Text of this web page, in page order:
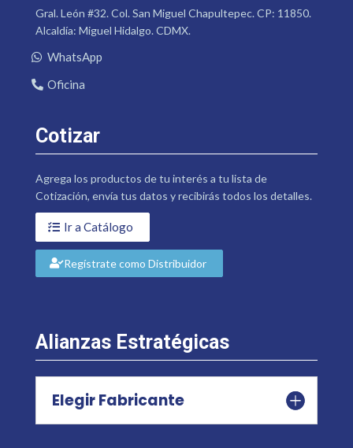
Gral. León #32. Col. San Miguel Chapultepec. CP: 11850.
Alcaldía: Miguel Hidalgo. CDMX.
WhatsApp
Oficina
Cotizar
Agrega los productos de tu interés a tu lista de
Cotización, envía tus datos y recibirás todos los detalles.
Ir a Catálogo
Regístrate como Distribuidor
Alianzas Estratégicas
Elegir Fabricante